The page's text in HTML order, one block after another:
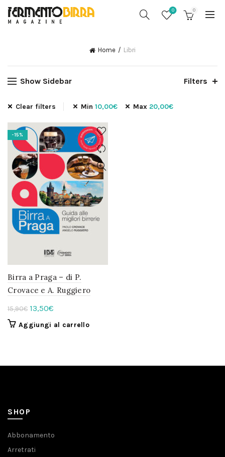
0 0
Home Libri
Show Sidebar Filters
Clear filters Min 10,00€ Max 20,00€
-15%
Birra a Praga – di P.
Crovace e A. Ruggiero
15,90€ Il
prezzo
13,50€
prezzo
Aggiungi al carrello
SHOP
Abbonamento
Arretrati